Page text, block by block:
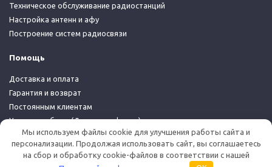
Техническое обслуживание радиостанций
Настройка антенн и афу
Построение систем радиосвязи
Помощь
Доставка и оплата
Гарантия и возврат
Постоянным клиентам
Условия работы (Договор-оферта)
Политика конфиденциальности
© 2026 Дуплекс Шоп
Мы используем файлы cookie для улучшения работы сайта и
персонализации. Продолжая использовать сайт, вы соглашаетесь
на сбор и обработку cookie-файлов в соответствии с нашей